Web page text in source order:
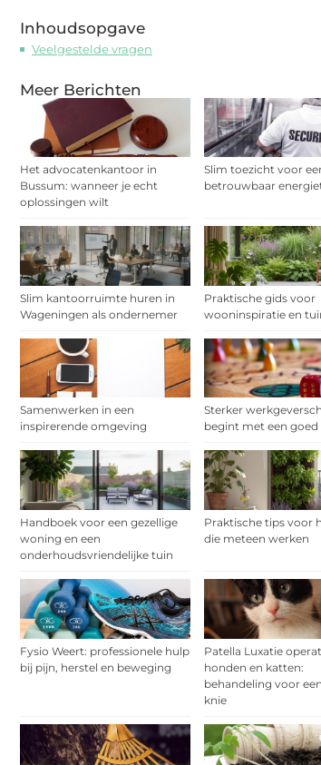
Inhoudsopgave
Veelgestelde vragen
Meer Berichten
Het advocatenkantoor in
Bussum: wanneer je echt
oplossingen wilt
Slim toezicht voor
betrouwbaar
Slim kantoorruimte huren in
Wageningen als ondernemer
Praktische gids voor
wooninspiratie en
Samenwerken in een
inspirerende omgeving
Sterker
begint met een goed
Handboek voor een gezellige
woning en een
onderhoudsvriendelijke tuin
Praktische tips voor
die meteen werken
Fysio Weert: professionele hulp
bij pijn, herstel en beweging
Patella Luxatie
honden en katten:
behandeling voor
knie